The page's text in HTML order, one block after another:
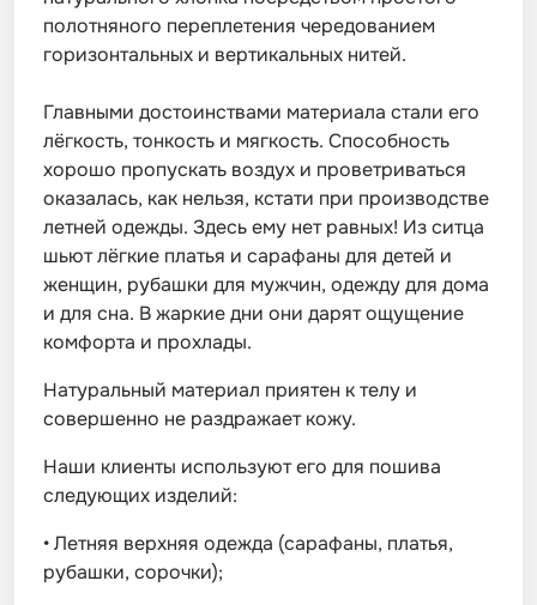
полотняного переплетения чередованием
горизонтальных и вертикальных нитей.
Главными достоинствами материала стали его
лёгкость, тонкость и мягкость. Способность
хорошо пропускать воздух и проветриваться
оказалась, как нельзя, кстати при производстве
летней одежды. Здесь ему нет равных! Из ситца
шьют лёгкие платья и сарафаны для детей и
женщин, рубашки для мужчин, одежду для дома
и для сна. В жаркие дни они дарят ощущение
комфорта и прохлады.
Натуральный материал приятен к телу и
совершенно не раздражает кожу.
Наши клиенты используют его для пошива
следующих изделий:
•Летняя верхняя одежда (сарафаны, платья,
рубашки, сорочки);